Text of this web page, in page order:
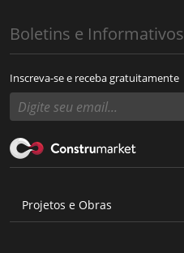
Boletins e Informativos
Inscreva-se e receba gratuitamente
Projetos e Obras